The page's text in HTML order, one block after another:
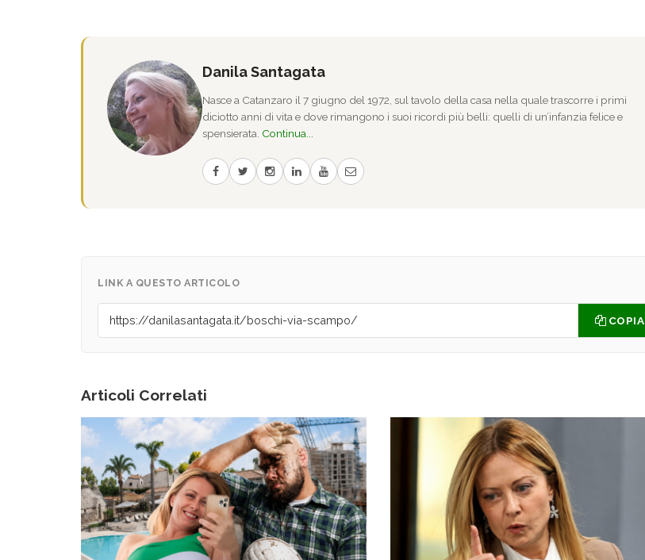
Danila Santagata
Nasce a Catanzaro il 7 giugno del 1972, sul tavolo della casa nella quale trascorre i primi
diciotto anni di vita e dove rimangono i suoi ricordi più belli: quelli di un’infanzia felice e
spensierata. Continua...
LINK A QUESTO ARTICOLO
COPIA
Articoli Correlati